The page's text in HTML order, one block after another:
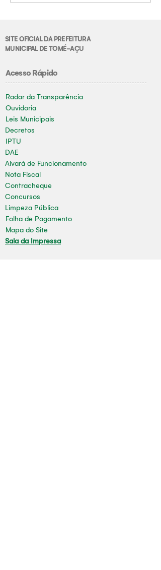
SITE OFICIAL DA PREFEITURA
MUNICIPAL DE TOMÉ-AÇU
Acesso Rápido
Radar da Transparência
Ouvidoria
Leis Municipais
Decretos
IPTU
DAE
Alvará de Funcionamento
Nota Fiscal
Contracheque
Concursos
Limpeza Pública
Folha de Pagamento
Mapa do Site
Sala da Impressa